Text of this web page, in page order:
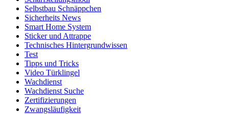
Selbstbau Schnäppchen
Sicherheits News
Smart Home System
Sticker und Attrappe
Technisches Hintergrundwissen
Test
Tipps und Tricks
Video Türklingel
Wachdienst
Wachdienst Suche
Zertifizierungen
Zwangsläufigkeit